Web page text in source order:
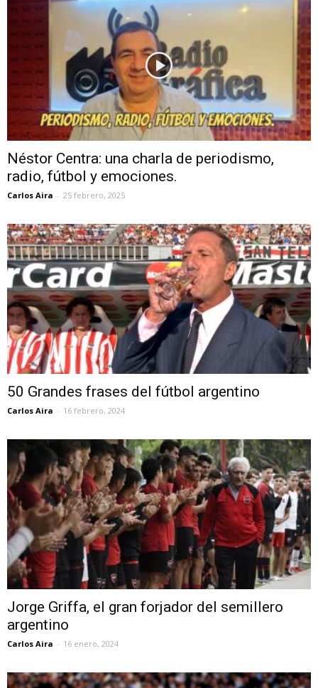
Néstor Centra: una charla de periodismo,
radio, fútbol y emociones.
Carlos Aira - 25 febrero, 2025
50 Grandes frases del fútbol argentino
Carlos Aira - 16 febrero, 2024
Jorge Griffa, el gran forjador del semillero
argentino
Carlos Aira - 16 enero, 2024